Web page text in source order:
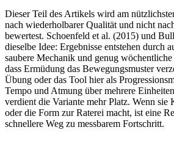
Dieser Teil des Artikels wird am
nach wiederholbarer Qualität und nicht
bewertest. Schoenfeld et al. (2015) und
dieselbe Idee: Ergebnisse entstehen durch
saubere Mechanik und genug
dass Ermüdung das Bewegungsmuster
Übung oder das Tool hier als
Tempo und Atmung über mehrere
verdient die Variante mehr Platz. Wenn sie
oder die Form zur Raterei macht, ist eine
schnellere Weg zu messbarem Fortschritt.